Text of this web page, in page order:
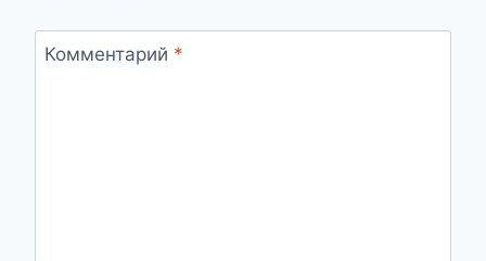
Комментарий *